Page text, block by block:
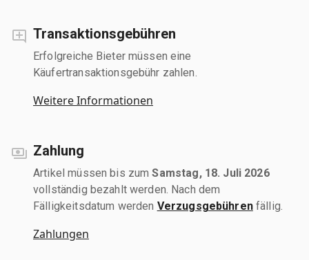
Transaktionsgebühren
Erfolgreiche Bieter müssen eine
Käufertransaktionsgebühr zahlen.
Weitere Informationen
Zahlung
Artikel müssen bis zumSamstag, 18. Juli 2026
vollständig bezahlt werden. Nach dem
Fälligkeitsdatum werden Verzugsgebührenfällig.
Zahlungen